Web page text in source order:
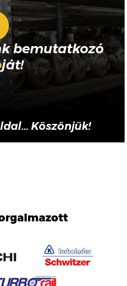
bemutatkozó
ját!
Köszönjük!